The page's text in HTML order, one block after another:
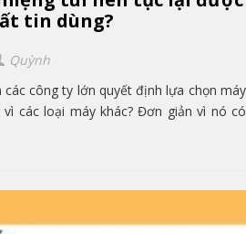
tin dùng?
Quỳnh
các công ty lớn quyết định lựa chọn máy
các loại máy khác? Đơn giản vì nó có